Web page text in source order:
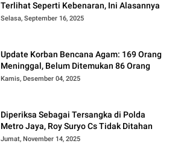
Terlihat Seperti Kebenaran, Ini Alasannya
Selasa, September 16, 2025
Update Korban Bencana Agam: 169 Orang
Meninggal, Belum Ditemukan 86 Orang
Kamis, Desember 04, 2025
Diperiksa Sebagai Tersangka di Polda
Metro Jaya, Roy Suryo Cs Tidak Ditahan
Jumat, November 14, 2025